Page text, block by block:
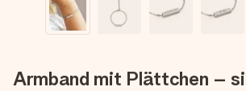
Armband mit Plättchen –